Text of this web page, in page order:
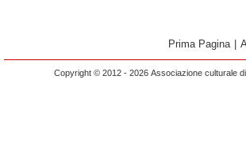
Prima Pagina |
Copyright © 2012 - 2026 Associazione culturale